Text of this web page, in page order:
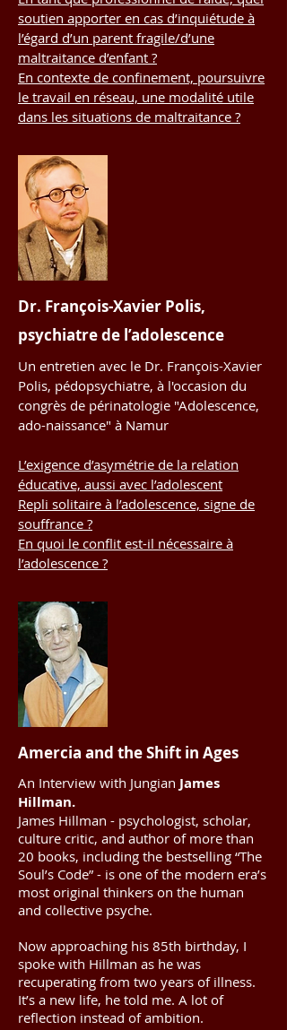
soutien apporter en cas d’inquiétude à
l’égard d’un parent fragile/d’une
maltraitance d’enfant ?
En contexte de confinement, poursuivre
le travail en réseau, une modalité utile
dans les situations de maltraitance ?
Dr. François-Xavier Polis,
psychiatre de l’adolescence
Un entretien avec le Dr. François-Xavier
Polis, pédopsychiatre, à l'occasion du
congrès de périnatologie "Adolescence,
ado-naissance" à Namur
L’exigence d’asymétrie de la relation
éducative, aussi avec l’adolescent
Repli solitaire à l’adolescence, signe de
souffrance ?
En quoi le conflit est-il nécessaire à
l’adolescence ?
Amercia and the Shift in Ages
An Interview with Jungian James
Hillman.
James Hillman - psychologist, scholar,
culture critic, and author of more than
20 books, including the bestselling “The
Soul’s Code” - is one of the modern era’s
most original thinkers on the human
and collective psyche.
Now approaching his 85th birthday, I
spoke with Hillman as he was
recuperating from two years of illness.
It’s a new life, he told me. A lot of
reflection instead of ambition.